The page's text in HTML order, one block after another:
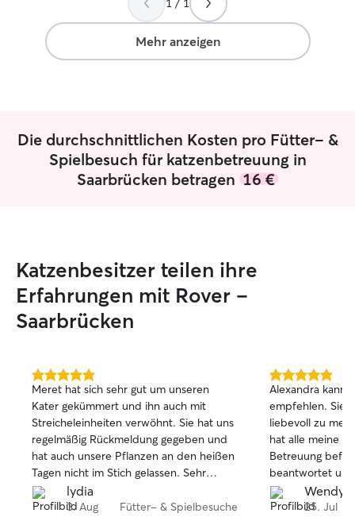
Sauberkeit und Beschäftigung kümmern.
Die Zeiten können flexibel
abgesprochen werden. In meinem
Zuhause achte ich auf eine sichere und
Aufmerksamkeit, Ruhe und
Beschäftigung.
1 / 1
Mehr anzeigen
Die durchschnittlichen Kosten pro Fütter- &
Spielbesuch für katzenbetreuung in
Saarbrücken betragen 16 €
Katzenbesitzer teilen ihre
Erfahrungen mit Rover –
Saarbrücken
5.0
von
5
Sternen
Meret hat sich sehr gut um unseren
Kater gekümmert und ihn auch mit
Streicheleinheiten verwöhnt. Sie hat uns
regelmäßig Rückmeldung gegeben und
hat auch unsere Pflanzen an den heißen
Tagen nicht im Stich gelassen. Sehr
zuverlässig! Vielen Dank für alles.
lydia
3. Aug Fütter- & Spielbesuche
5.0
von
5
Sternen
Alexandra kann
empfehlen. Sie war sehr freundlich und
liebevoll zu
hat alle meine
Betreuung
beantwortet
kurzes Update
Katzen
Wendy
25. Jul